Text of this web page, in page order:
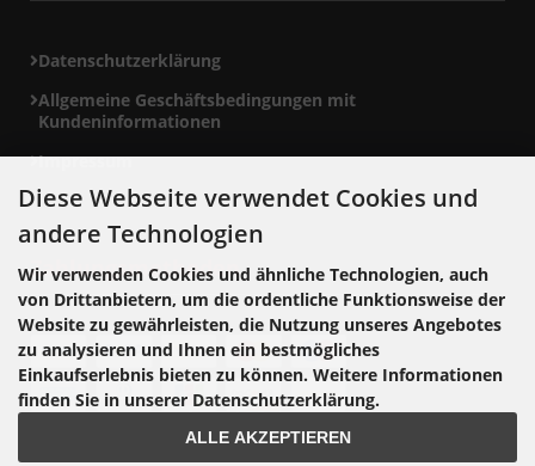
Datenschutzerklärung
Allgemeine Geschäftsbedingungen mit
Kundeninformationen
Impressum
Zahlungsmethoden
Diese Webseite verwendet Cookies und
andere Technologien
Wir verwenden Cookies und ähnliche Technologien, auch
von Drittanbietern, um die ordentliche Funktionsweise der
Website zu gewährleisten, die Nutzung unseres Angebotes
zu analysieren und Ihnen ein bestmögliches
Einkaufserlebnis bieten zu können. Weitere Informationen
finden Sie in unserer Datenschutzerklärung.
ALLE AKZEPTIEREN